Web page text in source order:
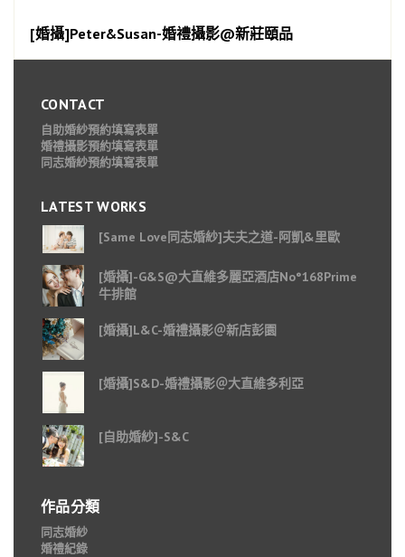
[婚攝]Peter&Susan-婚禮攝影@新莊頤品
CONTACT
自助婚紗預約填寫表單
婚禮攝影預約填寫表單
同志婚紗預約填寫表單
LATEST WORKS
[Same Love同志婚紗]夫夫之道-阿凱&里歐
[婚攝]-G&S@大直維多麗亞酒店No°168Prime
牛排館
[婚攝]L&C-婚禮攝影＠新店彭園
[婚攝]S&D-婚禮攝影＠大直維多利亞
[自助婚紗]-S&C
作品分類
同志婚紗
婚禮紀錄